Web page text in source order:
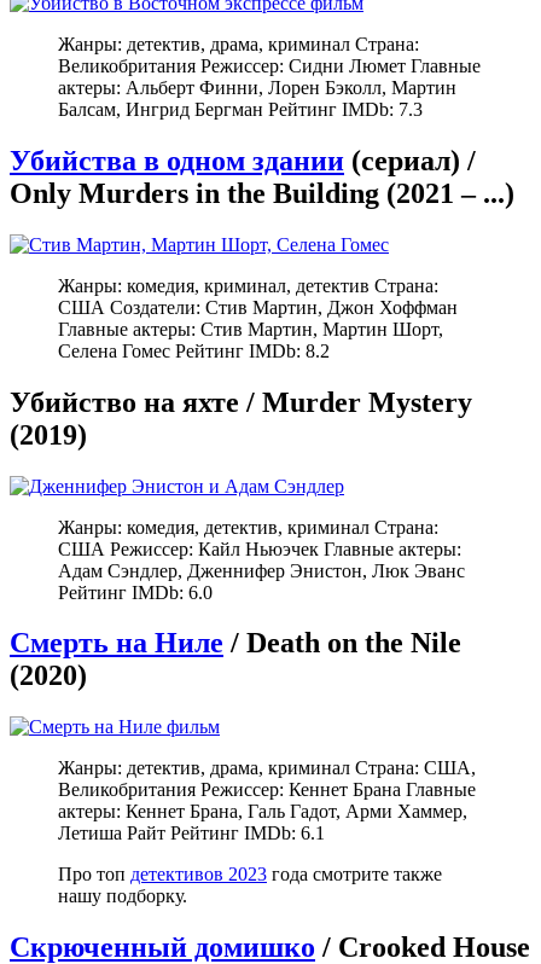
Жанры: детектив, драма, криминал Страна:
Великобритания Режиссер: Сидни Люмет Главные
актеры: Альберт Финни, Лорен Бэколл, Мартин
Балсам, Ингрид Бергман Рейтинг IMDb: 7.3
Убийства в одном здании (сериал) /
Only Murders in the Building (2021 – ...)
Жанры: комедия, криминал, детектив Страна:
США Создатели: Стив Мартин, Джон Хоффман
Главные актеры: Стив Мартин, Мартин Шорт,
Селена Гомес Рейтинг IMDb: 8.2
Убийство на яхте / Murder Mystery
(2019)
Жанры: комедия, детектив, криминал Страна:
США Режиссер: Кайл Ньюэчек Главные актеры:
Адам Сэндлер, Дженнифер Энистон, Люк Эванс
Рейтинг IMDb: 6.0
Смерть на Ниле / Death on the Nile
(2020)
Жанры: детектив, драма, криминал Страна: США,
Великобритания Режиссер: Кеннет Брана Главные
актеры: Кеннет Брана, Галь Гадот, Арми Хаммер,
Летиша Райт Рейтинг IMDb: 6.1
Про топ детективов 2023 года смотрите также
нашу подборку.
Скрюченный домишко / Crooked House